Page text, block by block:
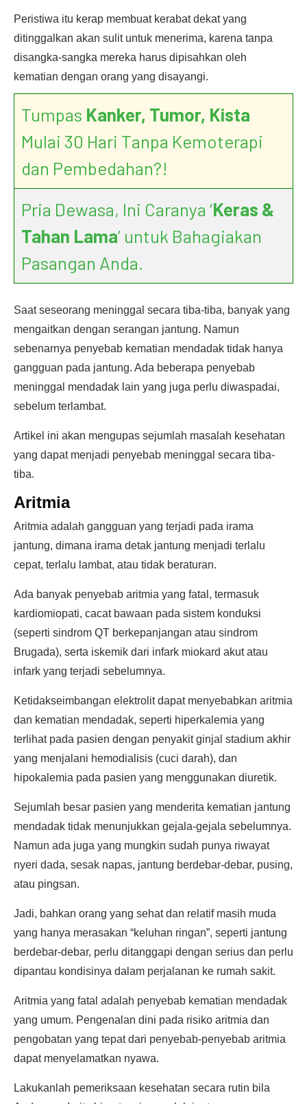
Peristiwa itu kerap membuat kerabat dekat yang
ditinggalkan akan sulit untuk menerima, karena tanpa
disangka-sangka mereka harus dipisahkan oleh
kematian dengan orang yang disayangi.
Tumpas Kanker, Tumor, Kista
Mulai 30 Hari Tanpa Kemoterapi
dan Pembedahan?!
Pria Dewasa, Ini Caranya ‘Keras &
Tahan Lama’ untuk Bahagiakan
Pasangan Anda.
Saat seseorang meninggal secara tiba-tiba, banyak yang
mengaitkan dengan serangan jantung. Namun
sebenarnya penyebab kematian mendadak tidak hanya
gangguan pada jantung. Ada beberapa penyebab
meninggal mendadak lain yang juga perlu diwaspadai,
sebelum terlambat.
Artikel ini akan mengupas sejumlah masalah kesehatan
yang dapat menjadi penyebab meninggal secara tiba-
tiba.
Aritmia
Aritmia adalah gangguan yang terjadi pada irama
jantung, dimana irama detak jantung menjadi terlalu
cepat, terlalu lambat, atau tidak beraturan.
Ada banyak penyebab aritmia yang fatal, termasuk
kardiomiopati, cacat bawaan pada sistem konduksi
(seperti sindrom QT berkepanjangan atau sindrom
Brugada), serta iskemik dari infark miokard akut atau
infark yang terjadi sebelumnya.
Ketidakseimbangan elektrolit dapat menyebabkan aritmia
dan kematian mendadak, seperti hiperkalemia yang
terlihat pada pasien dengan penyakit ginjal stadium akhir
yang menjalani hemodialisis (cuci darah), dan
hipokalemia pada pasien yang menggunakan diuretik.
Sejumlah besar pasien yang menderita kematian jantung
mendadak tidak menunjukkan gejala-gejala sebelumnya.
Namun ada juga yang mungkin sudah punya riwayat
nyeri dada, sesak napas, jantung berdebar-debar, pusing,
atau pingsan.
Jadi, bahkan orang yang sehat dan relatif masih muda
yang hanya merasakan “keluhan ringan”, seperti jantung
berdebar-debar, perlu ditanggapi dengan serius dan perlu
dipantau kondisinya dalam perjalanan ke rumah sakit.
Aritmia yang fatal adalah penyebab kematian mendadak
yang umum. Pengenalan dini pada risiko aritmia dan
pengobatan yang tepat dari penyebab-penyebab aritmia
dapat menyelamatkan nyawa.
Lakukanlah pemeriksaan kesehatan secara rutin bila